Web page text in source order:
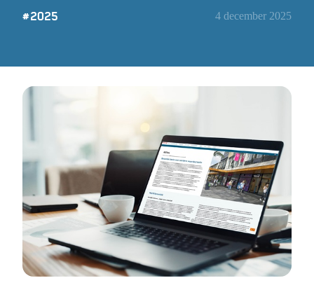
#2025 4 december 2025